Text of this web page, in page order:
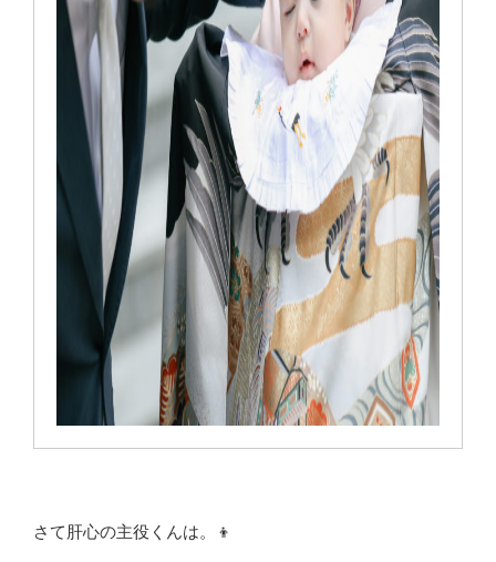
さて肝心の主役くんは。👦